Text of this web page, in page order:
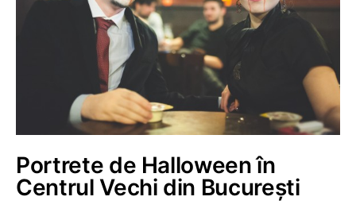
Portrete de Halloween în
Centrul Vechi din București